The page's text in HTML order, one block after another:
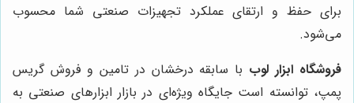
برای حفظ و ارتقای عملکرد تجهیزات صنعتی شما محسوب
می‌شود.
فروشگاه ابزار لوب با سابقه درخشان در تامین و فروش گریس
پمپ، توانسته است جایگاه ویژه‌ای در بازار ابزارهای صنعتی به